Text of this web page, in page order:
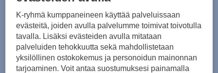
Vans
Mte Sk8-hi Waterproof Insulate - korkeavartiset tennarit
Vans
K-ryhmä kumppaneineen käyttää palveluissaan
evästeitä, joiden avulla palvelumme toimivat toivotulla
tavalla. Lisäksi evästeiden avulla mitataan
palveluiden tehokkuutta sekä mahdollistetaan
yksilöllinen ostokokemus ja personoidun mainonnan
tarjoaminen. Voit antaa suostumuksesi painamalla